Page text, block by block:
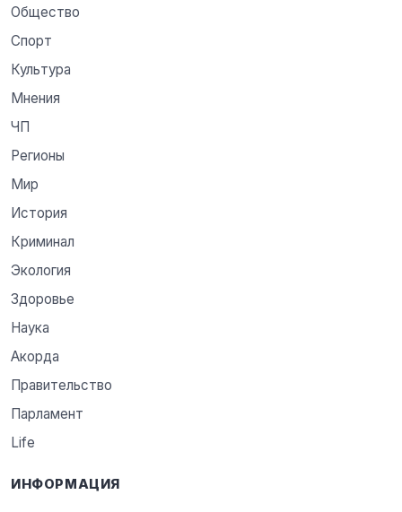
Общество
Спорт
Культура
Мнения
ЧП
Регионы
Мир
История
Криминал
Экология
Здоровье
Наука
Акорда
Правительство
Парламент
Life
ИНФОРМАЦИЯ